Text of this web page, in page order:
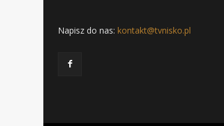
Napisz do nas: kontakt@tvnisko.pl